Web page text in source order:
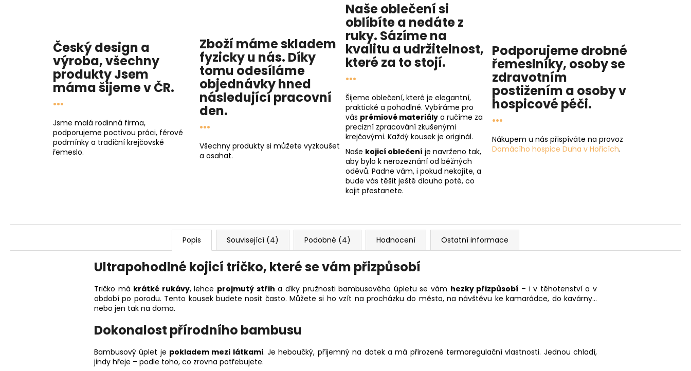
Český design a
výroba, všechny
produktyJsem
mámašijeme v ČR.
...
Jsme malá rodinná firma,
podporujeme poctivou práci, férové
podmínky a tradiční krejčovské
řemeslo.
Zboží máme skladem
fyzicky u nás. Díky
tomu odesíláme
objednávky hned
následující pracovní
den.
...
Všechny produkty si můžete vyzkoušet
a osahat.
Naše oblečení si
oblíbíte a nedáte z
ruky. Sázíme na
kvalitu a udržitelnost,
které za to stojí.
...
Šijeme oblečení, které je elegantní,
praktické a pohodlné. Vybíráme pro
vás prémiové materiály a ručíme za
precizní zpracování zkušenými
krejčovými. Každý kousek je originál.
Naše kojicí oblečení je navrženo tak,
aby bylo k nerozeznání od běžných
oděvů. Padne vám, i pokud nekojíte, a
bude vás těšit ještě dlouho poté, co
kojit přestanete.
Podporujeme drobné
řemeslníky, osoby se
zdravotním
postižením a osoby v
hospicové péči.
...
Nákupem u nás přispíváte na provoz
Domácího hospice Duha v Hořicích.
Popis Související (4) Podobné (4) Hodnocení Ostatní informace
Ultrapohodlné kojicí tričko, které se vám přizpůsobí
Tričko má krátké rukávy, lehce projmutý střih a díky pružnosti bambusového úpletu se vám hezky přizpůsobí – i v těhotenství a v
období po porodu. Tento kousek budete nosit často. Můžete si ho vzít na procházku do města, na návštěvu ke kamarádce, do kavárny…
nebo jen tak na doma.
Dokonalost přírodního bambusu
Bambusový úplet je pokladem mezi látkami. Je heboučký, příjemný na dotek a má přirozené termoregulační vlastnosti. Jednou chladí,
jindy hřeje – podle toho, co zrovna potřebujete.